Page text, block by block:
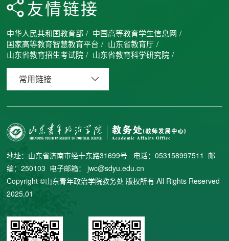
友情链接
中华人民共和国教育部 / 中国高等教育学生信息网 /
国家高等教育智慧教育平台 / 山东省教育厅 /
山东省教育招生考试院 / 山东省教育科学研究院 /
常用链接
地址：山东省济南市经十东路31699号 电话：053158997511 邮
编：250103 电子邮箱： jwc@sdyu.edu.cn
Copyright ©山东青年政治学院教务处 版权所有 All Rights Reserved
2025.01